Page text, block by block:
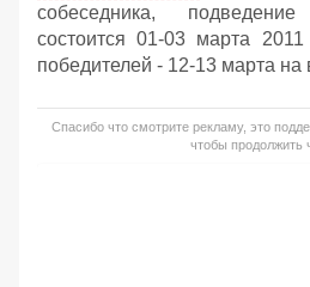
собеседника,
состоится 01-03 марта
победителей - 12-13 марта на
Спасибо что смотрите рекламу, это
чтобы продолжить